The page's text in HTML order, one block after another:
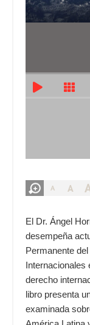
A A
El Dr. Ángel
desempeña
Permanente
Internacionales
derecho
libro presenta
examinada